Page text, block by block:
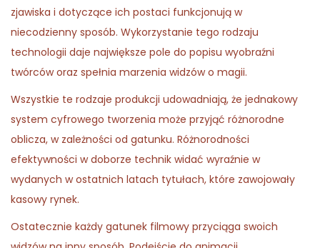
zjawiska i dotyczące ich postaci funkcjonują w
niecodzienny sposób. Wykorzystanie tego rodzaju
technologii daje największe pole do popisu wyobraźni
twórców oraz spełnia marzenia widzów o magii.
Wszystkie te rodzaje produkcji udowadniają, że jednakowy
system cyfrowego tworzenia może przyjąć różnorodne
oblicza, w zależności od gatunku. Różnorodności
efektywności w doborze technik widać wyraźnie w
wydanych w ostatnich latach tytułach, które zawojowały
kasowy rynek.
Ostatecznie każdy gatunek filmowy przyciąga swoich